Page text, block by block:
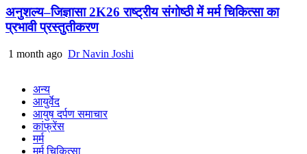
अनुशल्य–जिज्ञासा 2K26 राष्ट्रीय संगोष्ठी में मर्म चिकित्सा का
प्रभावी प्रस्तुतीकरण
1 month ago Dr Navin Joshi
अन्य
आयुर्वेद
आयुष दर्पण समाचार
कांफ्रेंस
मर्म
मर्म चिकित्सा